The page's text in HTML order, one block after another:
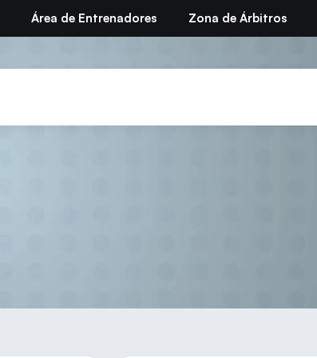
Área de Entrenadores Zona de Árbitros